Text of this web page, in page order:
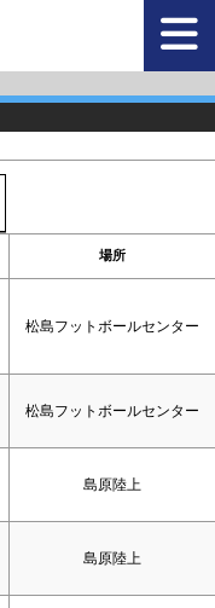
場所
松島フットボールセンター
松島フットボールセンター
島原陸上
島原陸上